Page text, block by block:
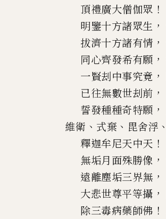
頂禮廣大僧伽眾 ！
明鑒十方諸眾生 ，
拔濟十方諸有情 ，
同心齊發希有願 ，
一賢刦中事究竟 ，
已往無數世刦前 ，
誓發種種奇特願 ，
維衛 、 式棄 、 毘舍浮 、
釋迦牟尼天中天 ！
無垢月面殊勝像 ，
遠離塵垢三界無 ，
大悲世尊平等攝 ，
除三毒病藥師佛 ！